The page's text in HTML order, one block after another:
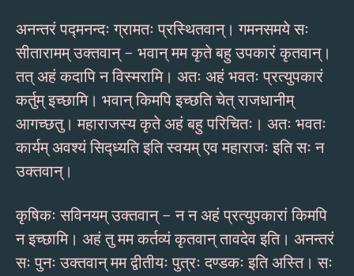
अनन्तरं पद्मनन्दः ग्रामतः प्रस्थितवान्। गमनसमये सः
सीतारामम् उक्तवान् – भवान् मम कृते बहु उपकारं कृतवान्।
तत् अहं कदापि न विस्मरामि। अतः अहं भवतः प्रत्युपकारं
कर्तुम् इच्छामि। भवान् किमपि इच्छति चेत् राजधानीम्
आगच्छतु। महाराजस्य कृते अहं बहु परिचितः। अतः भवतः
कार्यम् अवश्यं सिद्ध्यति इति स्वयम् एव महाराजः इति सः न
उक्तवान्।
कृषिकः सविनयम् उक्तवान् – न न अहं प्रत्युपकारां किमपि
न इच्छामि। अहं तु मम कर्तव्यं कृतवान् तावदेव इति। अनन्तरं
सः पुनः उक्तवान् मम द्वीतीयः पुत्रः दण्डकः इति अस्ति। सः